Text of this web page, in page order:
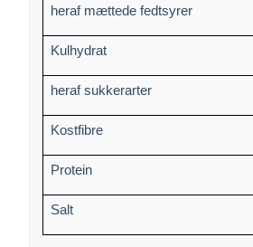
heraf mættede fedtsyrer
Kulhydrat
heraf sukkerarter
Kostfibre
Protein
Salt